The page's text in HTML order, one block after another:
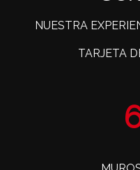
NUESTRA
TARJETA